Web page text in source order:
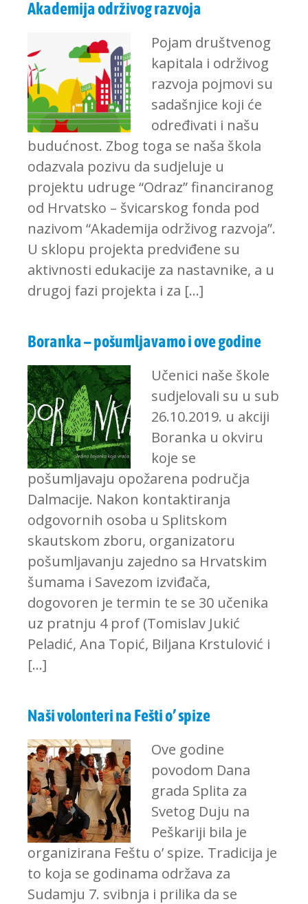
Akademija održivog razvoja
Pojam društvenog
kapitala i održivog
razvoja pojmovi su
sadašnjice koji će
određivati i našu
budućnost. Zbog toga se naša škola
odazvala pozivu da sudjeluje u
projektu udruge “Odraz” financiranog
od Hrvatsko – švicarskog fonda pod
nazivom “Akademija održivog razvoja”.
U sklopu projekta predviđene su
aktivnosti edukacije za nastavnike, a u
drugoj fazi projekta i za […]
Boranka – pošumljavamo i ove godine
Učenici naše škole
sudjelovali su u sub
26.10.2019. u akciji
Boranka u okviru
koje se
pošumljavaju opožarena područja
Dalmacije. Nakon kontaktiranja
odgovornih osoba u Splitskom
skautskom zboru, organizatoru
pošumljavanju zajedno sa Hrvatskim
šumama i Savezom izviđača,
dogovoren je termin te se 30 učenika
uz pratnju 4 prof (Tomislav Jukić
Peladić, Ana Topić, Biljana Krstulović i
[…]
Naši volonteri na Fešti o’ spize
Ove godine
povodom Dana
grada Splita za
Svetog Duju na
Peškariji bila je
organizirana Feštu o’ spize. Tradicija je
to koja se godinama održava za
Sudamju 7. svibnja i prilika da se